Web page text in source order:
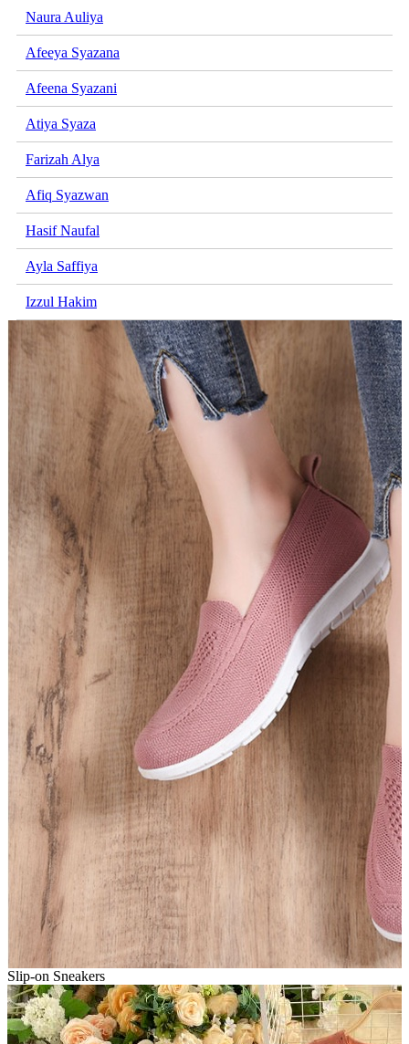
Naura Auliya
Afeeya Syazana
Afeena Syazani
Atiya Syaza
Farizah Alya
Afiq Syazwan
Hasif Naufal
Ayla Saffiya
Izzul Hakim
Slip-on Sneakers